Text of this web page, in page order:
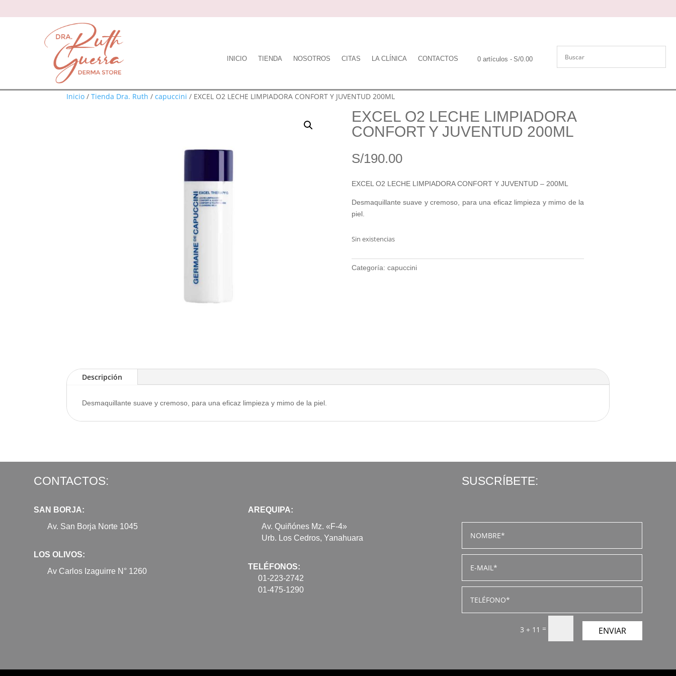
INICIO TIENDA NOSOTROS CITAS LA CLÍNICA CONTACTOS 0 artículos S/0.00
Inicio / Tienda Dra. Ruth / capuccini / EXCEL O2 LECHE LIMPIADORA CONFORT Y JUVENTUD 200ML
EXCEL O2 LECHE LIMPIADORA
CONFORT Y JUVENTUD 200ML
S/190.00
EXCEL O2 LECHE LIMPIADORA CONFORT Y JUVENTUD – 200ML
Desmaquillante suave y cremoso, para una eficaz limpieza y mimo de la
piel.
Sin existencias
Categoría: capuccini
Descripción
Desmaquillante suave y cremoso, para una eficaz limpieza y mimo de la piel.
CONTACTOS:
SAN BORJA:
Av. San Borja Norte 1045
LOS OLIVOS:
Av Carlos Izaguirre N° 1260
AREQUIPA:
Av. Quiñónes Mz. «F-4»
Urb. Los Cedros, Yanahuara
TELÉFONOS:
01-223-2742
01-475-1290
SUSCRÍBETE:
3 + 11 = ENVIAR